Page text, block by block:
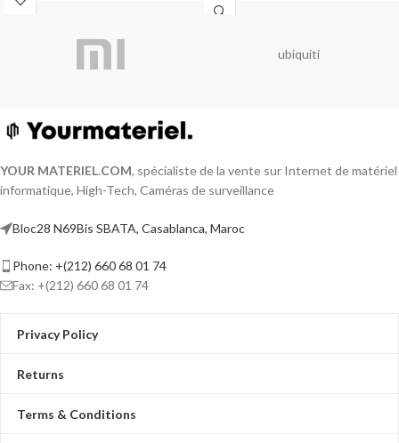
2CE16K0T-
LFS(2.8mm))
résolution de 3K, 2960 × 1665
Objectif à focale fixe de 2,8 mm et 3,6
Jusqu'à 30 m de distance IR pour des
images nocturnes lumineuses
blanche pour des images nocturnes
Un port pour quatre signaux
commutables (TVI/AHD/CVI/CVBS）)
câble coaxial, micro intégré
ubiquiti
YOUR MATERIEL.COM, spécialiste de la vente sur Internet de matériel
informatique, High-Tech, Caméras de surveillance
Bloc28 N69Bis SBATA, Casablanca, Maroc
Phone: +(212) 660 68 01 74
Fax: +(212) 660 68 01 74
Privacy Policy
Returns
Terms & Conditions